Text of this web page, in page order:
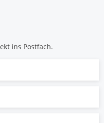
ins Postfach.